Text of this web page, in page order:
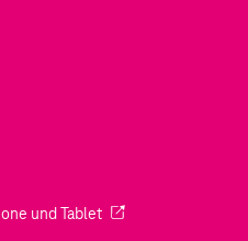
geöffnet)
einem neuen Tab geöffnet)
neuen Tab geöffnet)
und Tablet(Wird in einem